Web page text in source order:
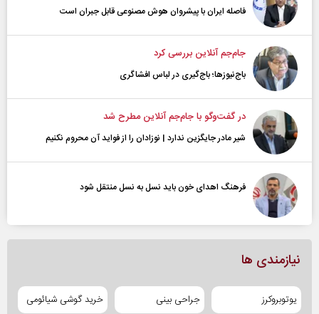
فاصله ایران با پیشرو‌ان هوش مصنوعی قابل جبران است
جام‌جم آنلاین بررسی کرد
باج‌نیوزها؛ باج‌گیری در لباس افشاگری
در گفت‌و‌گو با جام‌جم آنلاین مطرح شد
شیر مادر جایگزین ندارد | نوزادان را از فواید آن محروم نکنیم
فرهنگ اهدای خون باید نسل به نسل منتقل شود
نیازمندی ها
یوتوبروکرز جراحی بینی خرید گوشی شیائومی